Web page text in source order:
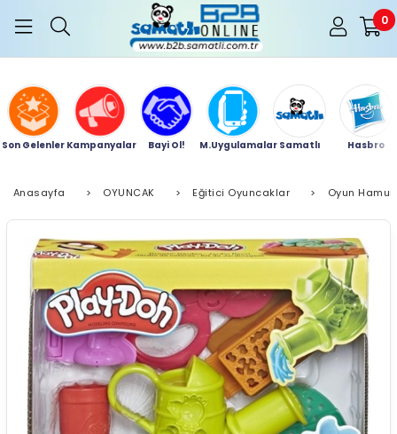
0
Son Gelenler Kampanyalar Bayi Ol! M.Uygulamalar Samatlı Hasbro
Anasayfa > OYUNCAK > Eğitici Oyuncaklar > Oyun